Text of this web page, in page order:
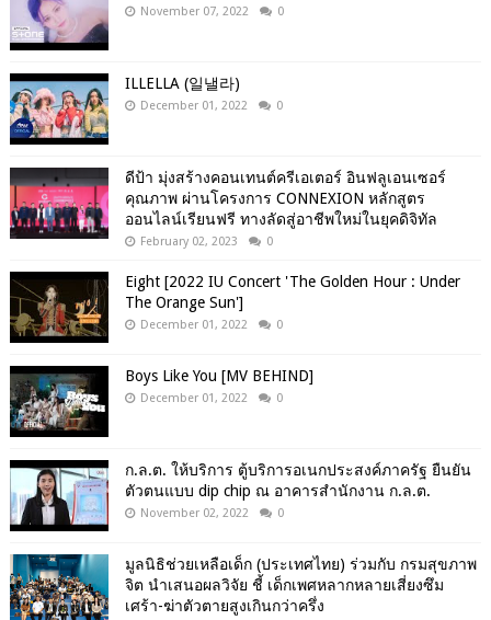
November 07, 2022 0
ILLELLA (일낼라)
December 01, 2022 0
ดีป้า มุ่งสร้างคอนเทนต์ครีเอเตอร์ อินฟลูเอนเซอร์
คุณภาพ ผ่านโครงการ CONNEXION หลักสูตร
ออนไลน์เรียนฟรี ทางลัดสู่อาชีพใหม่ในยุคดิจิทัล
February 02, 2023 0
Eight [2022 IU Concert 'The Golden Hour : Under
The Orange Sun']
December 01, 2022 0
Boys Like You [MV BEHIND]
December 01, 2022 0
ก.ล.ต. ให้บริการ ตู้บริการอเนกประสงค์ภาครัฐ ยืนยัน
ตัวตนแบบ dip chip ณ อาคารสำนักงาน ก.ล.ต.
November 02, 2022 0
มูลนิธิช่วยเหลือเด็ก (ประเทศไทย) ร่วมกับ กรมสุขภาพ
จิต นำเสนอผลวิจัย ชี้ เด็กเพศหลากหลายเสี่ยงซึม
เศร้า-ฆ่าตัวตายสูงเกินกว่าครึ่ง